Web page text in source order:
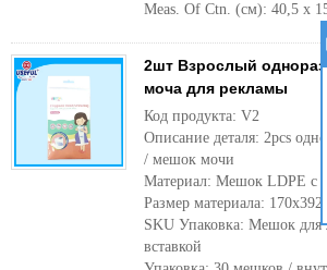
Meas. Of Ctn. (см): 40,5 х
2шт Взрослый
моча для рекламы
Код продукта: V2
Описание деталя: 2pcs
/ мешок мочи
Материал: Мешок LDPE с
Размер материала:
SKU Упаковка: Мешок для
вставкой